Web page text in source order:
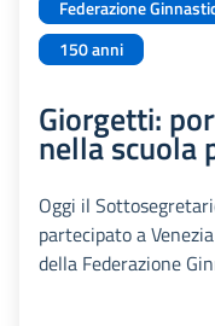
Federazione
150 anni
Giorgetti:
nella scuola
Oggi il
partecipato a
della Federazione